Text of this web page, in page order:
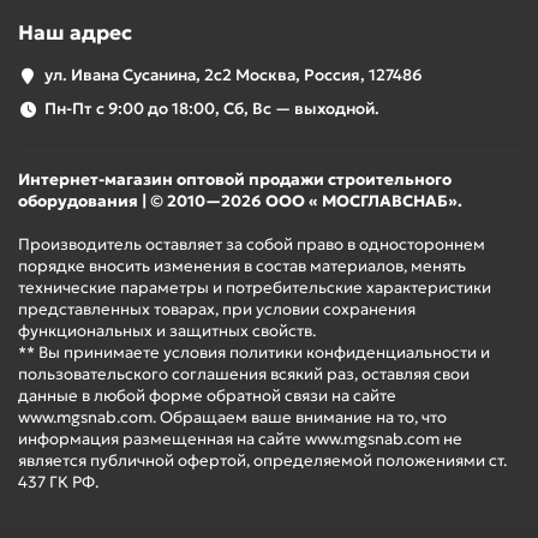
Пределы
допускаемой
погрешности
температуры
(при
окружающей
среды от +15°С
до 25°С)
диапазоне св. +100°С до +550°С)
Время
установления
рабочего режима
0,15 сек
Разрешающая
способность по
температуре
Наш адрес
ул. Ивана Сусанина, 2с2 Москва, Россия, 127486
Пн-Пт с 9:00 до 18:00, Сб, Вс — выходной.
Интернет-магазин оптовой продажи строительного
оборудования | © 2010—2026 ООО « МОСГЛАВСНАБ».
Производитель оставляет за собой право в одностороннем
порядке вносить изменения в состав материалов, менять
технические параметры и потребительские характеристики
представленных товарах, при условии сохранения
функциональных и защитных свойств.
** Вы принимаете условия политики конфиденциальности и
пользовательского соглашения всякий раз, оставляя свои
данные в любой форме обратной связи на сайте
www.mgsnab.com. Обращаем ваше внимание на то, что
информация размещенная на сайте www.mgsnab.com не
является публичной офертой, определяемой положениями ст.
437 ГК РФ.